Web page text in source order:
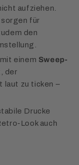
aufziehen.
sorgen für
den
einem Sweep-
der
laut zu ticken –
Drucke
Look auch